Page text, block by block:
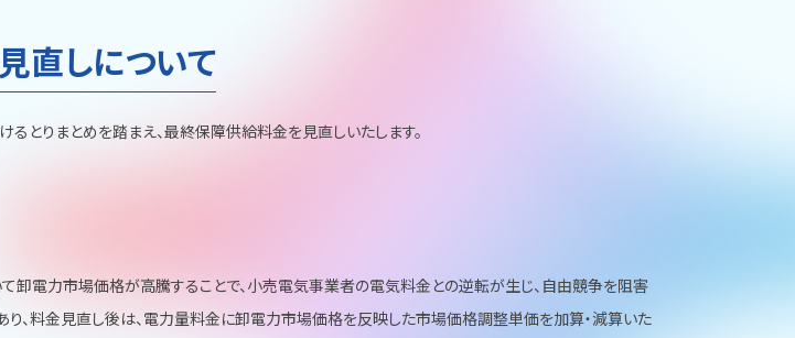
直しについて
るとりまとめを踏まえ、最終保障供給料金を見直しいたします。
卸電力市場価格が高騰することで、小売電気事業者の電気料金との逆転が生じ、自由競争を阻害
、料金見直し後は、電力量料金に卸電力市場価格を反映した市場価格調整単価を加算・減算いた